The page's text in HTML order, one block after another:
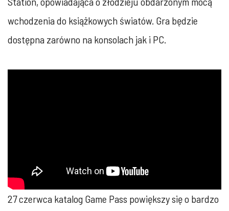
wchodzenia do książkowych światów. Gra będzie
dostępna zarówno na konsolach jak i PC.
27 czerwca katalog Game Pass powiększy się o bardzo